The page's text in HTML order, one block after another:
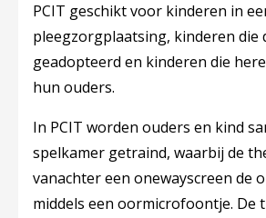
PCIT geschikt voor kinderen in
pleegzorgplaatsing, kinderen die
geadopteerd en kinderen die
hun ouders.
In PCIT worden ouders en kind
spelkamer getraind, waarbij de
vanachter een onewayscreen de
middels een oormicrofoontje. De